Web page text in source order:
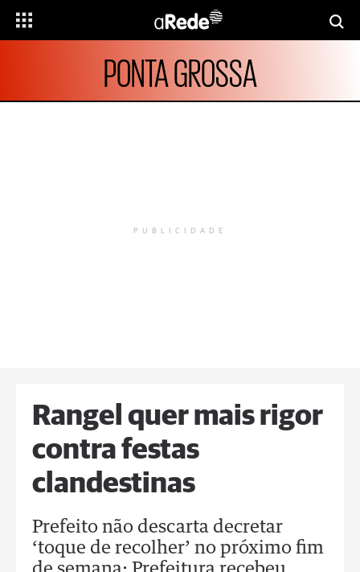
PONTA GROSSA
PUBLICIDADE
Rangel quer mais rigor
contra festas
clandestinas
Prefeito não descarta decretar
‘toque de recolher’ no próximo fim